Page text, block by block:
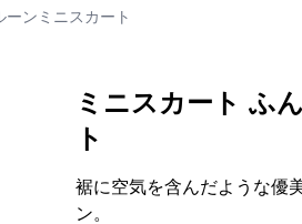
ーンミニスカート
ミニスカート ふ
ト
裾に空気を含んだような優
ン。